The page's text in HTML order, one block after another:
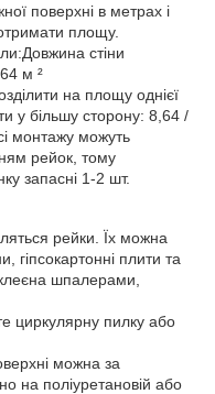
поверхні в метрах і
площу.
стіни
м ²
на площу однієї
у більшу сторону: 8,64 /
монтажу можуть
рейок, тому
запасні 1-2 шт.
рейки. Їх можна
гіпсокартонні плити та
шпалерами,
циркулярну пилку або
можна за
на поліуретановій або